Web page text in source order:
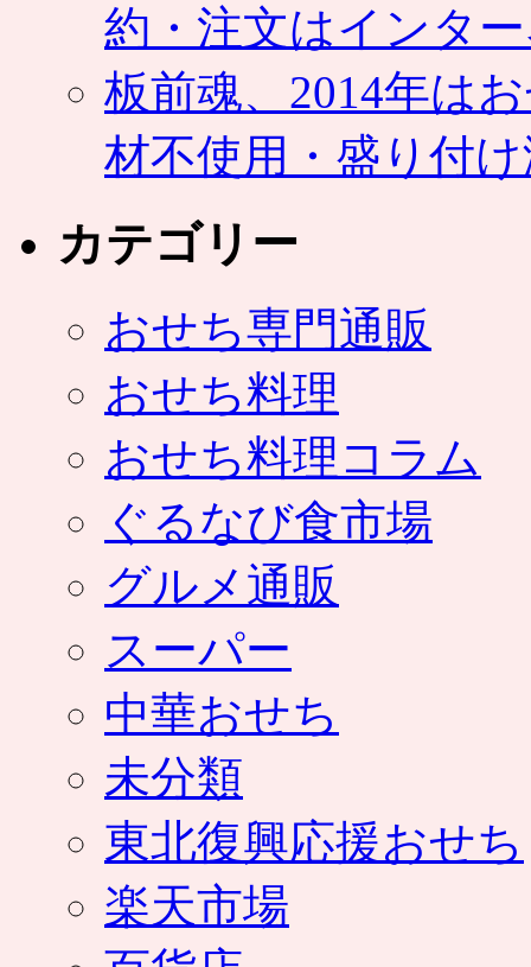
約・注文はインタ
板前魂、2014年は
材不使用・盛り付
カテゴリー
おせち専門通販
おせち料理
おせち料理コラム
ぐるなび食市場
グルメ通販
スーパー
中華おせち
未分類
東北復興応援おせち
楽天市場